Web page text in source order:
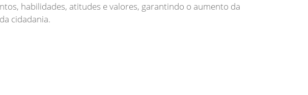
habilidades, atitudes e valores, garantindo o aumento da
cidadania.